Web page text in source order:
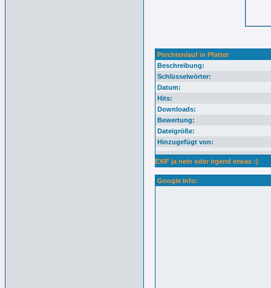
Perchtenlauf in Pfatter
Beschreibung:
Schlüsselwörter:
Datum:
Hits:
Downloads:
Bewertung:
Dateigröße:
Hinzugefügt von:
EXIF ja nein oder irgend etwas :)
Google Info: